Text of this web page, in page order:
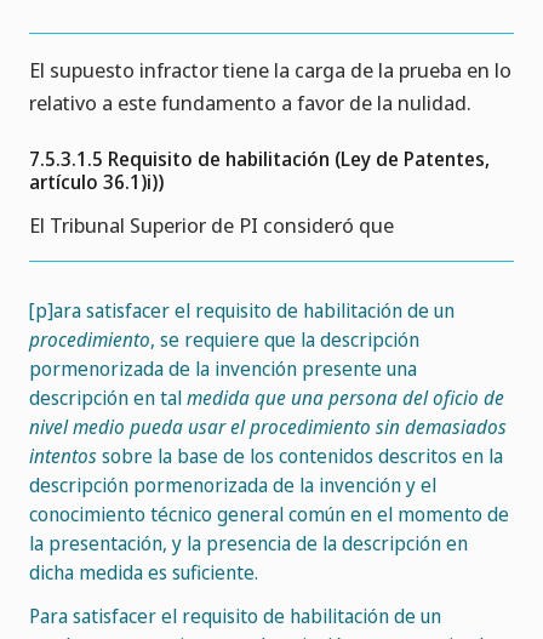
El supuesto infractor tiene la carga de la prueba en lo
relativo a este fundamento a favor de la nulidad.
7.5.3.1.5 Requisito de habilitación (Ley de Patentes,
artículo 36.1)i))
El Tribunal Superior de PI consideró que
[p]ara satisfacer el requisito de habilitación de un
procedimiento, se requiere que la descripción
pormenorizada de la invención presente una
descripción en talmedida que una persona del oficio de
nivel medio pueda usar el procedimiento sin demasiados
intentossobre la base de los contenidos descritos en la
descripción pormenorizada de la invención y el
conocimiento técnico general común en el momento de
la presentación, y la presencia de la descripción en
dicha medida es suficiente.
Para satisfacer el requisito de habilitación de un